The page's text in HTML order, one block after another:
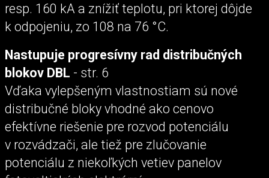
resp. 160 kA a znížiť teplotu, pri ktorej dôjde
k odpojeniu, zo 108 na 76 °C.
Nastupuje progresívny rad distribučných
blokov DBL - str. 6
Vďaka vylepšeným vlastnostiam sú nové
distribučné bloky vhodné ako cenovo
efektívne riešenie pre rozvod potenciálu
v rozvádzači, ale tiež pre zlučovanie
potenciálu z niekoľkých vetiev panelov